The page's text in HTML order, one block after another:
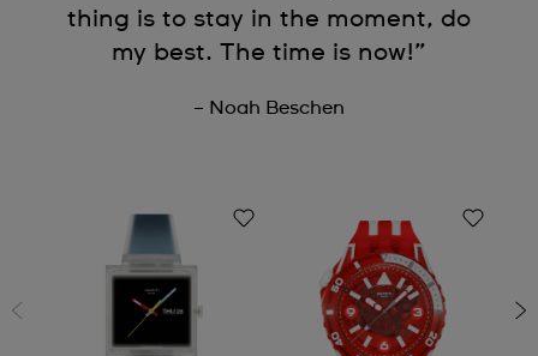
thing is to stay in the moment, do
my best. The time is now!”
– Noah Beschen